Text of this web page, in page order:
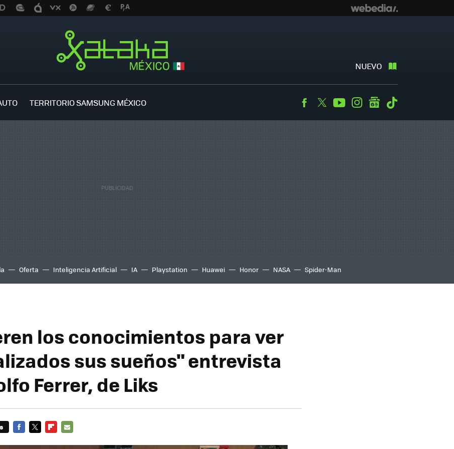
NUEVO
TERRITORIO SAMSUNG MÉXICO Facebook
TwitterYoutubeInstagramgooglenews
Oferta Inteligencia Artificial IA Playstation Huawei Honor NASA Spider-Man
los conocimientos para ver
sus sueños" entrevista
Ferrer, de Liks